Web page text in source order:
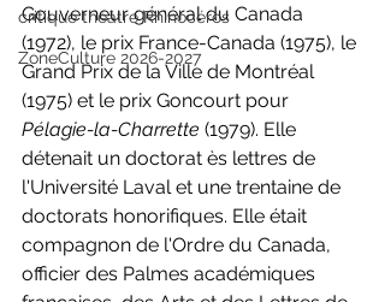
critique théâtre Rhinocéros
ZoneCulture 2026-2027
Gouverneur général du Canada
(1972), le prix France-Canada (1975), le
Grand Prix de la Ville de Montréal
(1975) et le prix Goncourt pour
Pélagie-la-Charrette (1979). Elle
détenait un doctorat ès lettres de
l'Université Laval et une trentaine de
doctorats honorifiques. Elle était
compagnon de l'Ordre du Canada,
officier des Palmes académiques